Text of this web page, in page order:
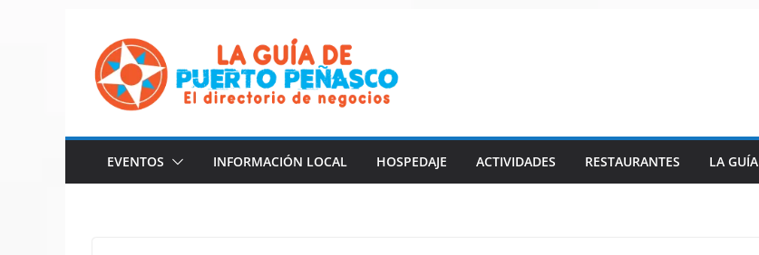
contenido
EVENTOS INFORMACIÓN LOCAL HOSPEDAJE ACTIVIDADES RESTAURANTES LA GUÍA